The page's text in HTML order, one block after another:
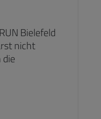
Bielefeld
nicht